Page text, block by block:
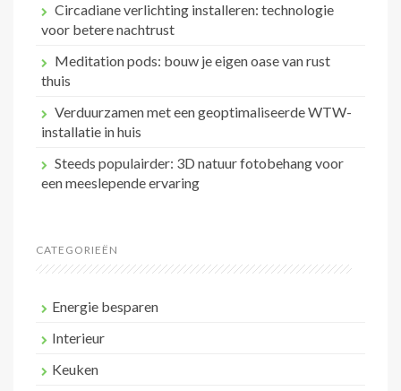
Circadiane verlichting installeren: technologie
voor betere nachtrust
Meditation pods: bouw je eigen oase van rust
thuis
Verduurzamen met een geoptimaliseerde WTW-
installatie in huis
Steeds populairder: 3D natuur fotobehang voor
een meeslepende ervaring
CATEGORIEËN
Energie besparen
Interieur
Keuken